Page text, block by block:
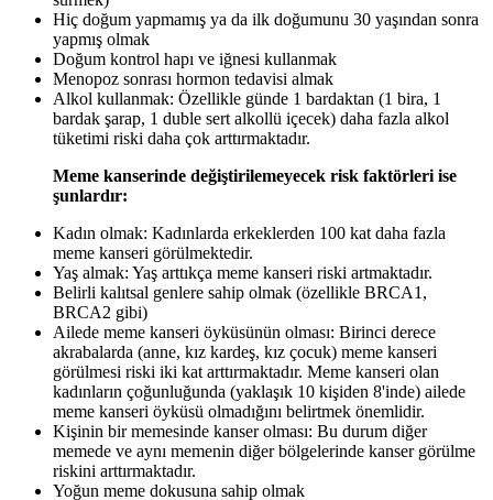
Hiç doğum yapmamış ya da ilk doğumunu 30 yaşından sonra
yapmış olmak
Doğum kontrol hapı ve iğnesi kullanmak
Menopoz sonrası hormon tedavisi almak
Alkol kullanmak: Özellikle günde 1 bardaktan (1 bira, 1
bardak şarap, 1 duble sert alkollü içecek) daha fazla alkol
tüketimi riski daha çok arttırmaktadır.
Meme kanserinde değiştirilemeyecek risk faktörleri ise
şunlardır:
Kadın olmak: Kadınlarda erkeklerden 100 kat daha fazla
meme kanseri görülmektedir.
Yaş almak: Yaş arttıkça meme kanseri riski artmaktadır.
Belirli kalıtsal genlere sahip olmak (özellikle BRCA1,
BRCA2 gibi)
Ailede meme kanseri öyküsünün olması: Birinci derece
akrabalarda (anne, kız kardeş, kız çocuk) meme kanseri
görülmesi riski iki kat arttırmaktadır. Meme kanseri olan
kadınların çoğunluğunda (yaklaşık 10 kişiden 8'inde) ailede
meme kanseri öyküsü olmadığını belirtmek önemlidir.
Kişinin bir memesinde kanser olması: Bu durum diğer
memede ve aynı memenin diğer bölgelerinde kanser görülme
riskini arttırmaktadır.
Yoğun meme dokusuna sahip olmak